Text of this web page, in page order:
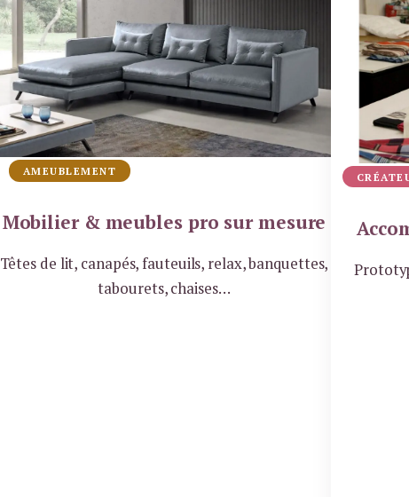
AMEUBLEMENT
Mobilier & meubles pro sur mesure
Têtes de lit, canapés, fauteuils, relax, banquettes,
tabourets, chaises…